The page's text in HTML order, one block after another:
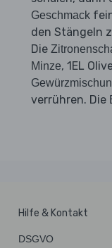
Geschmack
den Stängeln
Die
Minze, 1EL
verrühren. Die
Hilfe & Kontakt
DSGVO